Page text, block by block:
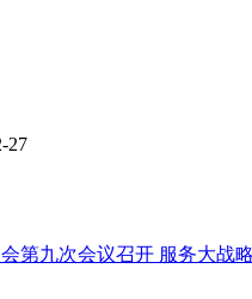
27
第九次会议召开 服务大战